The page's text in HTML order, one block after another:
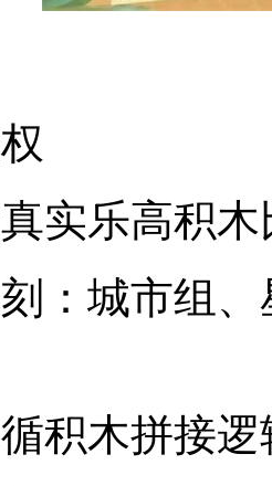
实乐高积
：城市组
积木拼接